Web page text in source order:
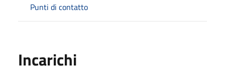
Punti di contatto
Incarichi